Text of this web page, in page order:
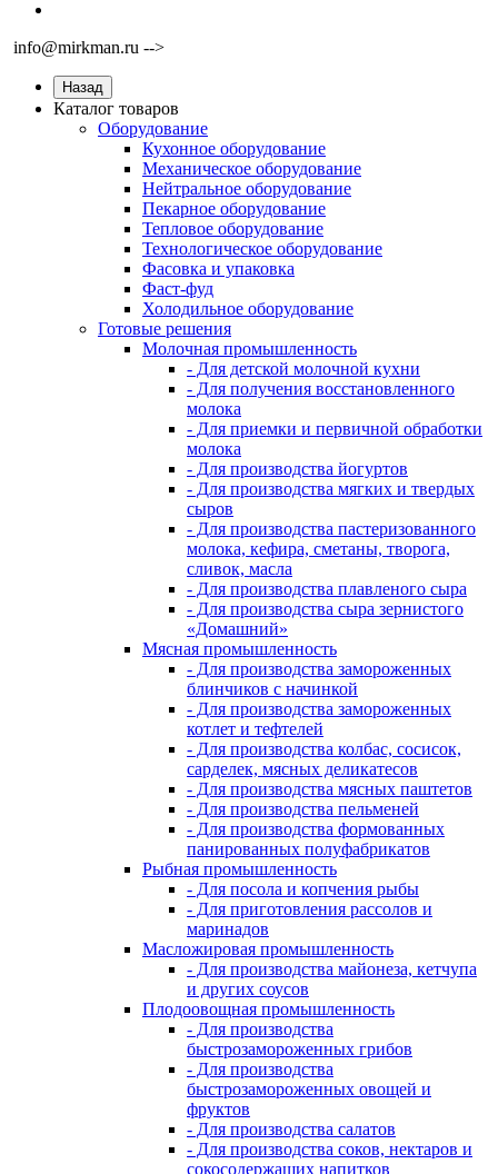
info@mirkman.ru -->
Назад
Каталог товаров
Оборудование
Кухонное оборудование
Механическое оборудование
Нейтральное оборудование
Пекарное оборудование
Тепловое оборудование
Технологическое оборудование
Фасовка и упаковка
Фаст-фуд
Холодильное оборудование
Готовые решения
Молочная промышленность
- Для детской молочной кухни
- Для получения восстановленного
молока
- Для приемки и первичной обработки
молока
- Для производства йогуртов
- Для производства мягких и твердых
сыров
- Для производства пастеризованного
молока, кефира, сметаны, творога,
сливок, масла
- Для производства плавленого сыра
- Для производства сыра зернистого
«Домашний»
Мясная промышленность
- Для производства замороженных
блинчиков с начинкой
- Для производства замороженных
котлет и тефтелей
- Для производства колбас, сосисок,
сарделек, мясных деликатесов
- Для производства мясных паштетов
- Для производства пельменей
- Для производства формованных
панированных полуфабрикатов
Рыбная промышленность
- Для посола и копчения рыбы
- Для приготовления рассолов и
маринадов
Масложировая промышленность
- Для производства майонеза, кетчупа
и других соусов
Плодоовощная промышленность
- Для производства
быстрозамороженных грибов
- Для производства
быстрозамороженных овощей и
фруктов
- Для производства салатов
- Для производства соков, нектаров и
сокосодержащих напитков